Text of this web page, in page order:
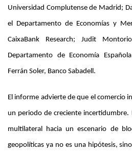
Universidad Complutense de Madrid;
el Departamento de Economías y
CaixaBank Research; Judit
Departamento de Economía
Ferrán Soler, Banco Sabadell.
El informe advierte de que el comercio
un periodo de creciente incertidumbre.
multilateral hacia un escenario de
geopolíticas ya no es una hipótesis,